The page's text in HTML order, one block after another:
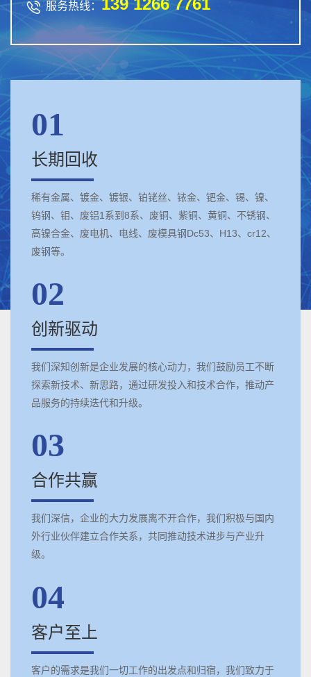
 服务热线：
01
长期回收
稀有金属、镀金、镀银、铂铑丝、铱金、钯金、锡、镍、
钨钢、钼、废铝1系到8系、废铜、紫铜、黄铜、不锈钢、
高镍合金、废电机、电线、废模具钢Dc53、H13、cr12、
废钢等。
02
创新驱动
我们深知创新是企业发展的核心动力，我们鼓励员工不断
探索新技术、新思路，通过研发投入和技术合作，推动产
品服务的持续迭代和升级。
03
合作共赢
我们深信，企业的大力发展离不开合作，我们积极与国内
外行业伙伴建立合作关系，共同推动技术进步与产业升
级。
04
客户至上
客户的需求是我们一切工作的出发点和归宿，我们致力于